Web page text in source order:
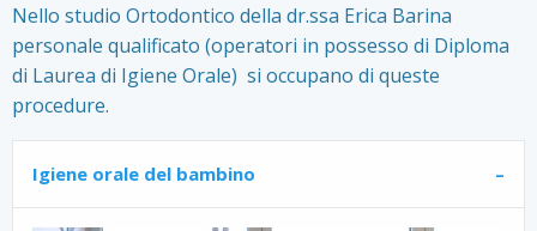
Nello studio Ortodontico della dr.ssa Erica Barina
personale qualificato (operatori in possesso di Diploma
di Laurea di Igiene Orale) si occupano di queste
procedure.
Igiene orale del bambino